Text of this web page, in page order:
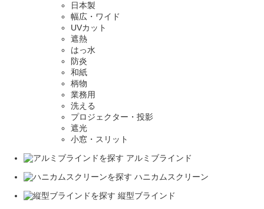
日本製
幅広・ワイド
UVカット
遮熱
はっ水
防炎
和紙
柄物
業務用
洗える
プロジェクター・投影
遮光
小窓・スリット
アルミブラインド
ハニカムスクリーン
縦型ブラインド